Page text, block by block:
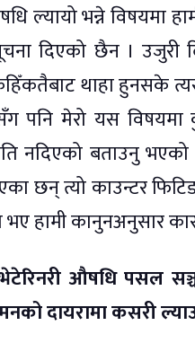
ल्यायो भन्ने विषयमा
दिएको छैन ।
थाहा हुनसके
पनि मेरो यस
नदिएको बताउनु
छन् त्यो काउन्टर
हामी कानुनअनुसार
औषधि पसल
दायरामा कसरी